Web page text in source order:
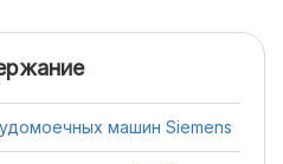
машин Siemens